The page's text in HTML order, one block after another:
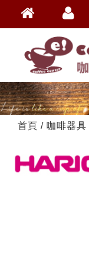
會員登入
忘記密碼
加入會員
VIP登入
VIP申請
首頁 / 咖啡器具